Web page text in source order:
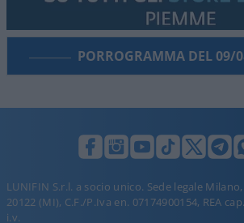
PORROGRAMMA DEL 09/
LUNIFIN S.r.l. a socio unico. Sede legale
20122 (MI), C.F./P.Iva en. 07174900154, REA
i.v.